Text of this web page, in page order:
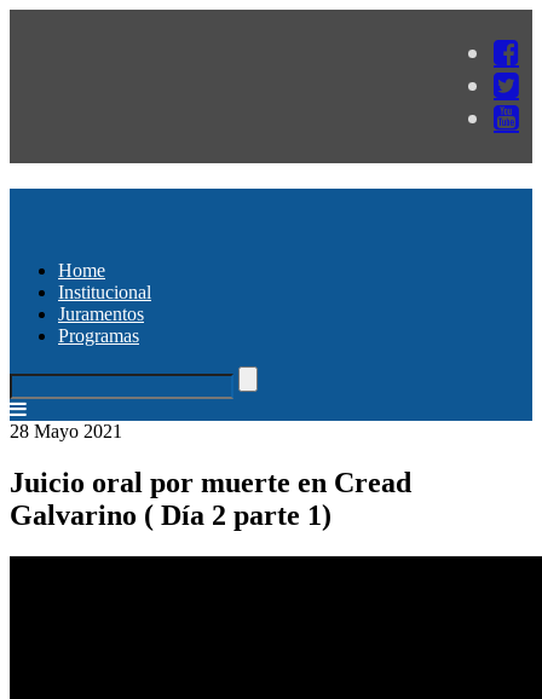
Home
Institucional
Juramentos
Programas
28 Mayo 2021
Juicio oral por muerte en Cread
Galvarino ( Día 2 parte 1)